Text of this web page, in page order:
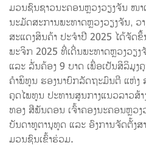
ມວນຊົນຊາວນະຄອນຫຼວງວຽງຈັນ ໜ
ນະມັດສະການພະທາດຫຼວງວຽງຈັນ, ວ
ສະແດງສິນຄ້າ ປະຈຳປີ 2025 ໄດ້ຈັດ
ພະຈິກ 2025 ທີ່ເດີ່ນພະທາດຫຼວງວຽງ
ແລະ ລັ່ນຄ້ອງ 9 ບາດ ເພື່ອເປັນສິລິມຸ
ຄຳພິທູນ ຮອງນາຍົກລັດຖະມົນຕີ ແຫ່ງ
ຄຸດໄພທູນ ປະທານສູນກາງແນວລາວສ້
ທອງ ສີພັນດອນ ເຈົ້າຄອງນະຄອນຫຼວ
ບັນດາທູຕານຸທູດ ແລະ ອົງການຈັດຕັ້ງ
ມວນຊົນເຂົ້າຮ່ວມ.